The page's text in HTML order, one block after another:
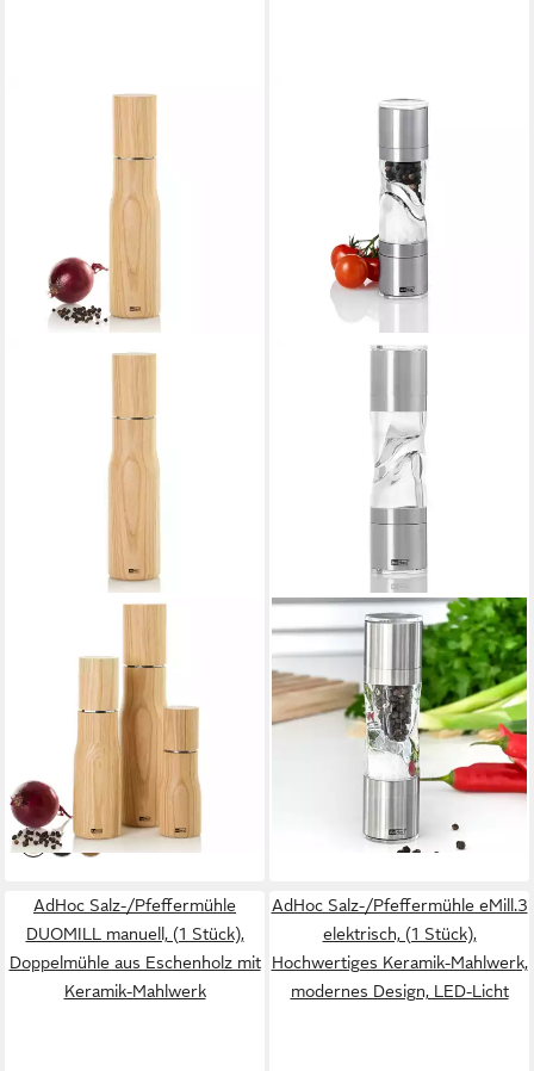
cm manuell, (1 Stück),
Gewürzmühle aus Eschenholz
Keramikmahlwerk
35,95 € UVP 45,95 €
-22%
lieferbar - in 2-3 Werktagen bei dir
ADHOC
Salz-/Pfeffermühle
Doppelmühle DUOMILL PURE
MINI manuell, (1 Stück),
modernes Design und
langlebiges Keramikmahlwerk
UVP29,90 €
AdHoc Salz-/Pfeffermühle
DUOMILL manuell, (1 Stück),
Doppelmühle aus Eschenholz mit
Keramik-Mahlwerk
AdHoc Salz-/Pfeffermühle eMill.3
elektrisch, (1 Stück),
Hochwertiges Keramik-Mahlwerk,
modernes Design, LED-Licht